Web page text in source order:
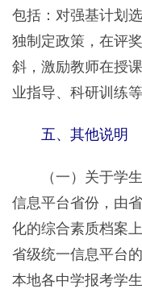
包括：对强基计划
独制定政策，在评
斜，激励教师在授
业指导、科研训练
五、其他说明
（一）关于学
信息平台省份，由
化的综合素质档案
省级统一信息平台
本地各中学报考学